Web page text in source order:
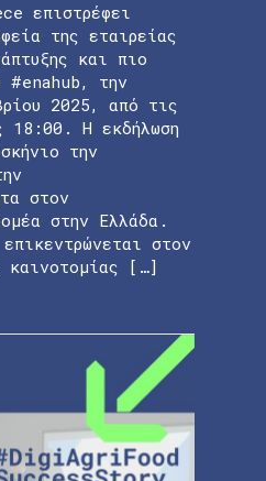
επιστρέφει
της εταιρείας
και πιο
#enahub, την
2025, από τις
18:00. Η εκδήλωση
την
στον
στην Ελλάδα.
στον
καινοτομίας […]